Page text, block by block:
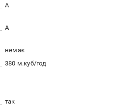
A
A
немає
380 м.куб/год
так